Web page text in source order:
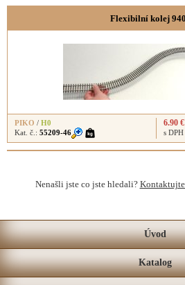
Flexibilní kolej
PIKO / H0
Kat. č.: 55209-46
6.90 €
s DPH
Nenašli jste co jste hledali? Kontaktujte
Úvod
Katalog